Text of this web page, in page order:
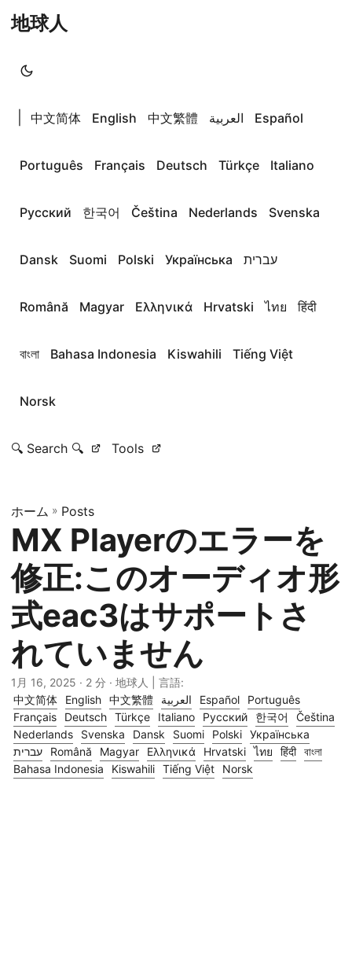
地球人
中文简体 English 中文繁體 العربية Español
Português Français Deutsch Türkçe Italiano
Русский 한국어 Čeština Nederlands Svenska
Dansk Suomi Polski Українська עברית
Română Magyar Ελληνικά Hrvatski ไทย हिंदी
বাংলা Bahasa Indonesia Kiswahili Tiếng Việt
Norsk
🔍 Search 🔍 Tools
ホーム » Posts
MX Playerのエラーを
修正:このオーディオ形
式eac3はサポートさ
れていません
1月 16, 2025 · 2 分 · 地球人 | 言語:
中文简体
English 中文繁體 العربية Español
Português
Français
Deutsch Türkçe Italiano Русский 한국어
Čeština
Nederlands
Svenska Dansk Suomi Polski Українська
עברית
Română Magyar Ελληνικά Hrvatski ไทย हिंदी বাংলা
Bahasa Indonesia
Kiswahili Tiếng Việt Norsk